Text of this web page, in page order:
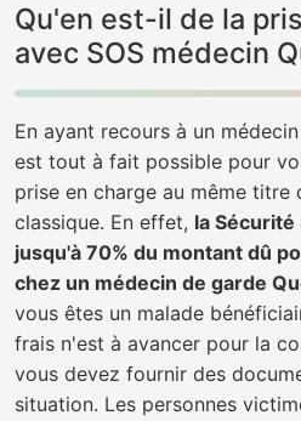
Qu'en est-il de la
avec SOS médecin
En ayant recours à un
est tout à fait possible pour
prise en charge au même titre
classique. En effet, la
jusqu'à 70% du montant dû
chez un médecin de garde
vous êtes un malade
frais n'est à avancer pour la
vous devez fournir des
situation. Les personnes